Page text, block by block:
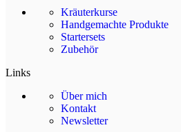
Kräuterkurse
Handgemachte Produkte
Startersets
Zubehör
Links
Über mich
Kontakt
Newsletter